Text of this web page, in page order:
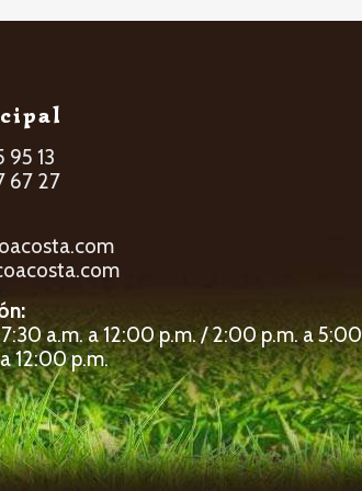
95 13
67 27
a.m. a 12:00 p.m. / 2:00 p.m. a
12:00 p.m.